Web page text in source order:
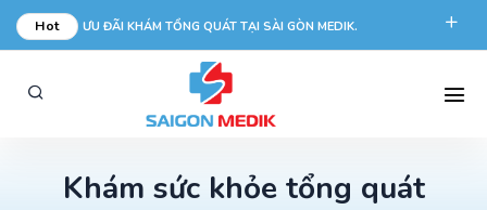
Hot ƯU ĐÃI KHÁM TỔNG QUÁT TẠI SÀI GÒN MEDIK.
phongkham@saigonmedik.com
Khám sức khỏe tổng quát